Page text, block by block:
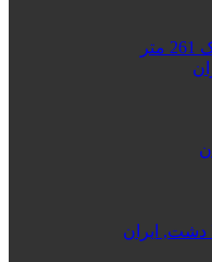
دشت, ایران